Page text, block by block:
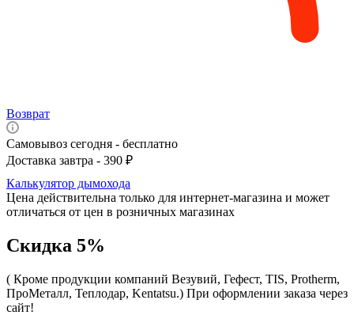
Возврат
Самовывоз сегодня - бесплатно
Доставка завтра - 390 ₽
Калькулятор дымохода
Цена действительна только для интернет-магазина и может
отличаться от цен в розничных магазинах
Скидка 5%
( Кроме продукции компаний Везувий, Гефест, TIS, Protherm,
ПроМеталл, Теплодар, Kentatsu.) При оформлении заказа через
сайт!